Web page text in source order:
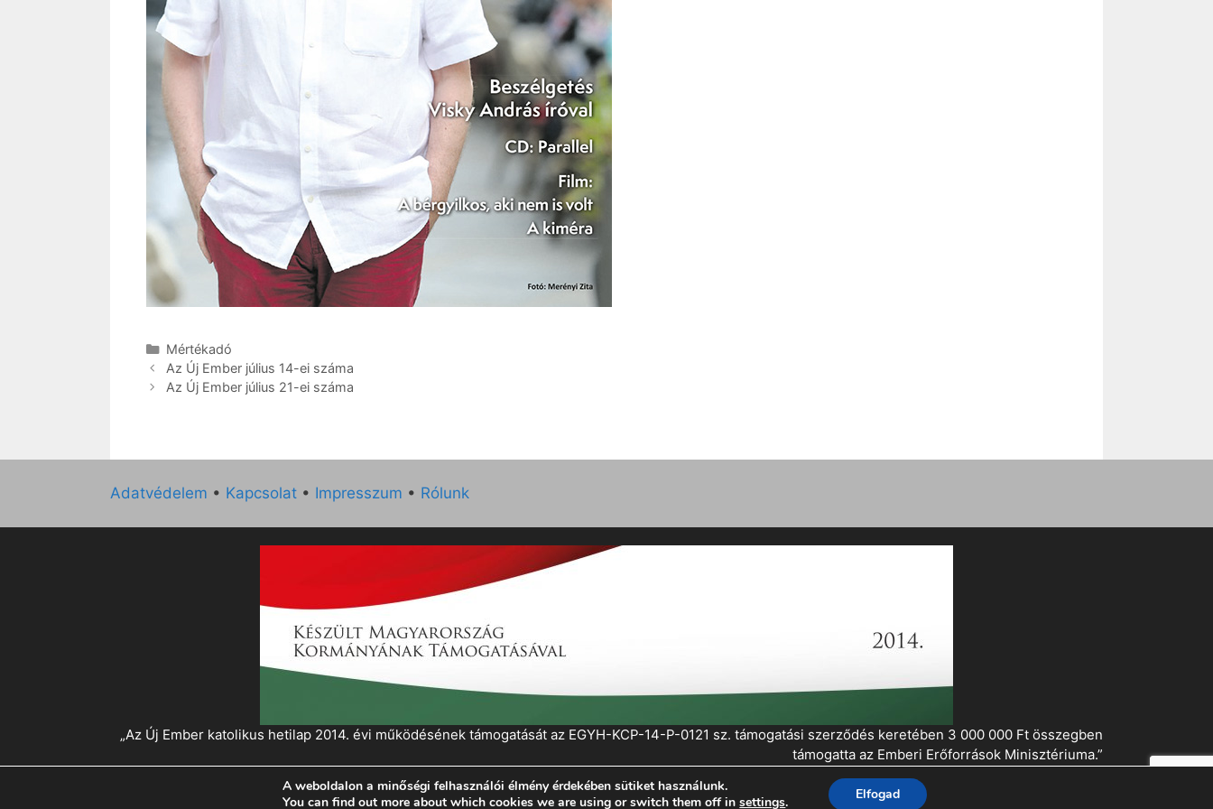
Kategória
Mértékadó
Az Új Ember július 14-ei száma
Az Új Ember július 21-ei száma
Adatvédelem • Kapcsolat • Impresszum • Rólunk
„Az Új Ember katolikus hetilap 2014. évi működésének támogatását az EGYH-KCP-14-P-0121 sz. támogatási szerződés keretében 3 000 000 Ft összegben
támogatta az Emberi Erőforrások Minisztériuma.”
© 2026 Magyar Kurír - Új Ember• KészültGeneratePress
A weboldalon a minőségi felhasználói élmény érdekében sütiket használunk.
You can find out more about which cookies we are using or switch them off insettings. Elfogad